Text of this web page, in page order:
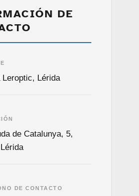
DE
Leroptic, Lérida
de Catalunya, 5,
DE CONTACTO